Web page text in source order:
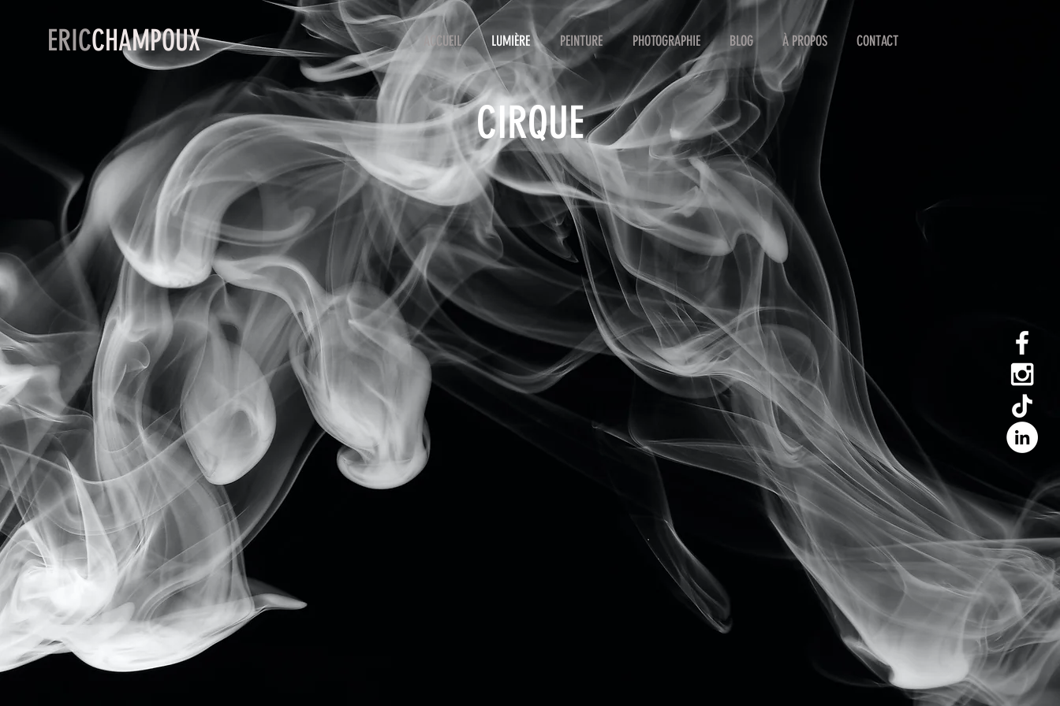
ERICCHAMPOUX ACCUEIL LUMIÈRE PEINTURE PHOTOGRAPHIE BLOG À PROPOS CONTACT
CIRQUE